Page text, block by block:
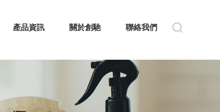
產品資訊 關於創馳 聯絡我們